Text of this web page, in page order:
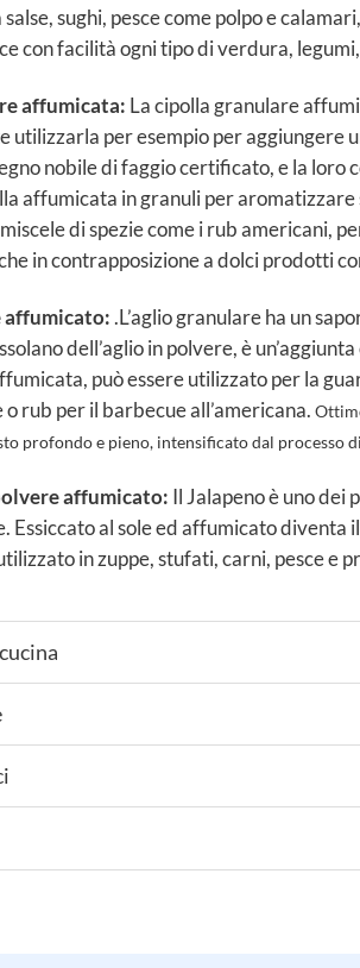
sughi, pesce come polpo e
con facilità ogni tipo di verdura,
affumicata: La cipolla granulare
utilizzarla per esempio per aggiungere
nobile di faggio certificato, e la
affumicata in granuli per
di spezie come i rub americani,
in contrapposizione a dolci prodotti
affumicato:.L’aglio granulare ha un
dell’aglio in polvere, è
può essere utilizzato per la
o rub per il barbecue all’americana.
profondo e pieno, intensificato dal processo
affumicato: Il Jalapeno è uno dei
Essiccato al sole ed affumicato
in zuppe, stufati, carni, pesce e